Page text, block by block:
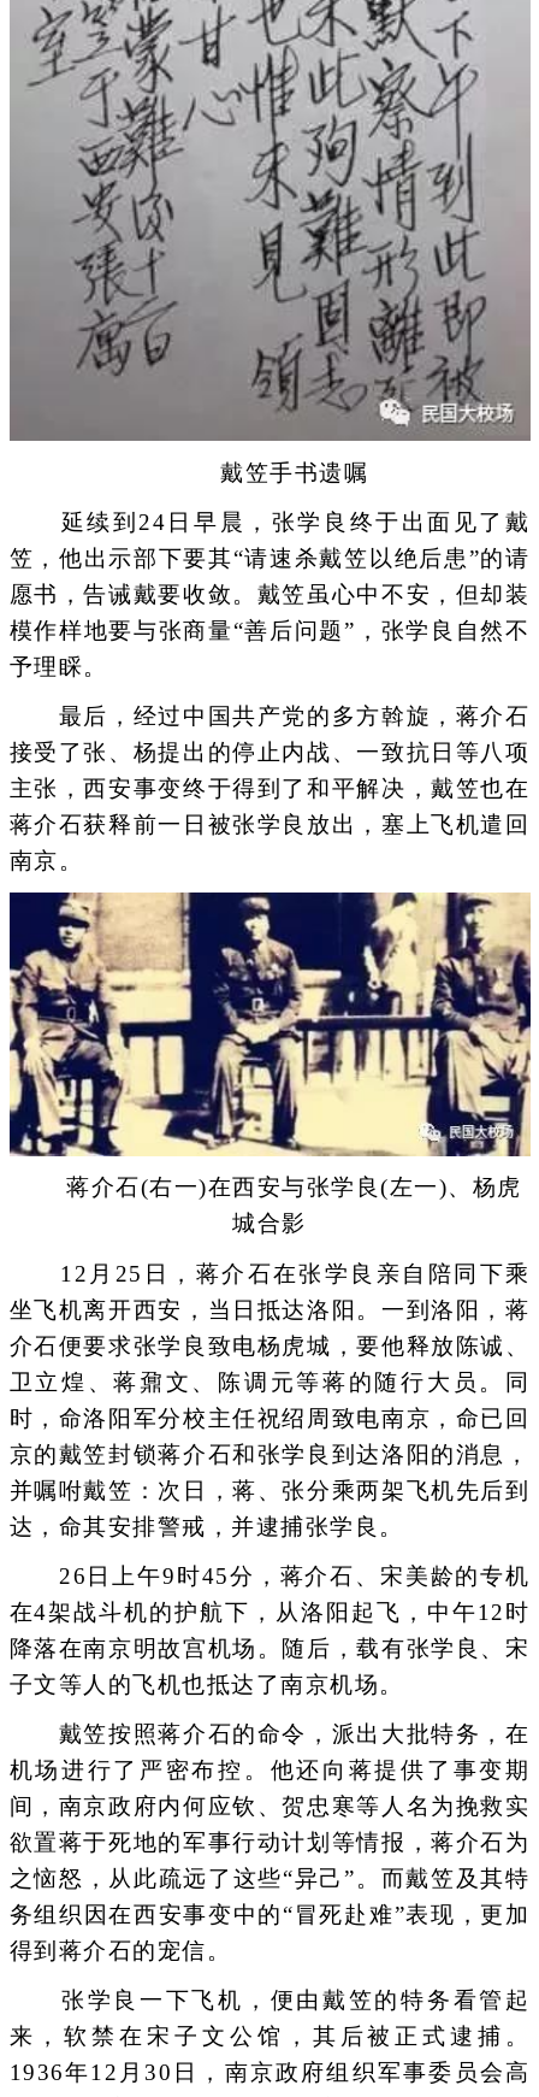
戴笠手书遗嘱
延续到24日早晨，张学良终于出面见了戴
笠，他出示部下要其“请速杀戴笠以绝后患”的请
愿书，告诫戴要收敛。戴笠虽心中不安，但却装
模作样地要与张商量“善后问题”，张学良自然不
予理睬。
最后，经过中国共产党的多方斡旋，蒋介石
接受了张、杨提出的停止内战、一致抗日等八项
主张，西安事变终于得到了和平解决，戴笠也在
蒋介石获释前一日被张学良放出，塞上飞机遣回
南京。
蒋介石(右一)在西安与张学良(左一)、杨虎
城合影
12月25日，蒋介石在张学良亲自陪同下乘
坐飞机离开西安，当日抵达洛阳。一到洛阳，蒋
介石便要求张学良致电杨虎城，要他释放陈诚、
卫立煌、蒋鼐文、陈调元等蒋的随行大员。同
时，命洛阳军分校主任祝绍周致电南京，命已回
京的戴笠封锁蒋介石和张学良到达洛阳的消息，
并嘱咐戴笠：次日，蒋、张分乘两架飞机先后到
达，命其安排警戒，并逮捕张学良。
26日上午9时45分，蒋介石、宋美龄的专机
在4架战斗机的护航下，从洛阳起飞，中午12时
降落在南京明故宫机场。随后，载有张学良、宋
子文等人的飞机也抵达了南京机场。
戴笠按照蒋介石的命令，派出大批特务，在
机场进行了严密布控。他还向蒋提供了事变期
间，南京政府内何应钦、贺忠寒等人名为挽救实
欲置蒋于死地的军事行动计划等情报，蒋介石为
之恼怒，从此疏远了这些“异己”。而戴笠及其特
务组织因在西安事变中的“冒死赴难”表现，更加
得到蒋介石的宠信。
张学良一下飞机，便由戴笠的特务看管起
来，软禁在宋子文公馆，其后被正式逮捕。
1936年12月30日，南京政府组织军事委员会高